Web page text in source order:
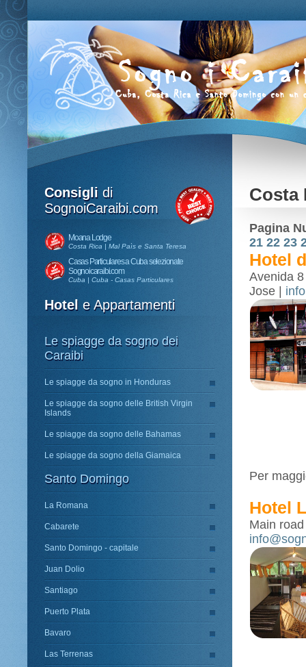
Consigli di
SognoiCaraibi.com
Moana Lodge
Costa Rica | Mal Paìs e Santa Teresa
Casas Particulares a Cuba selezionate
Sognoicaraibi.com
Cuba | Cuba - Casas Particulares
Hotel e Appartamenti
Le spiagge da sogno dei
Caraibi
Le spiagge da sogno in Honduras
Le spiagge da sogno delle British Virgin
Islands
Le spiagge da sogno delle Bahamas
Le spiagge da sogno della Giamaica
Santo Domingo
La Romana
Cabarete
Santo Domingo - capitale
Juan Dolio
Santiago
Puerto Plata
Bavaro
Las Terrenas
Costa
Pagina
21 22 23
Hotel
Avenida
Jose |
Per
Hotel
Main